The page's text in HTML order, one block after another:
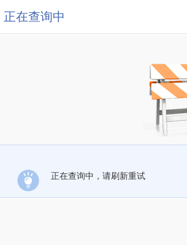
正在查询中
正在查询中，请刷新重试